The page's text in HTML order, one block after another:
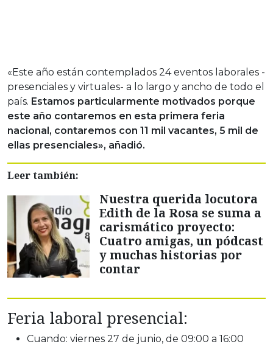
«Este año están contemplados 24 eventos laborales -
presenciales y virtuales- a lo largo y ancho de todo el
país. Estamos particularmente motivados porque
este año contaremos en esta primera feria
nacional, contaremos con 11 mil vacantes, 5 mil de
ellas presenciales», añadió.
Leer también:
Nuestra querida locutora
Edith de la Rosa se suma a
carismático proyecto:
Cuatro amigas, un pódcast
y muchas historias por
contar
Feria laboral presencial:
Cuando: viernes 27 de junio, de 09:00 a 16:00